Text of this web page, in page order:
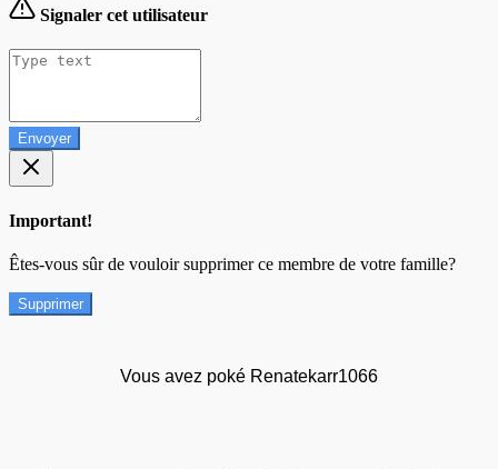
Signaler cet utilisateur
Envoyer
Important!
Êtes-vous sûr de vouloir supprimer ce membre de votre famille?
Supprimer
Vous avez poké Renatekarr1066